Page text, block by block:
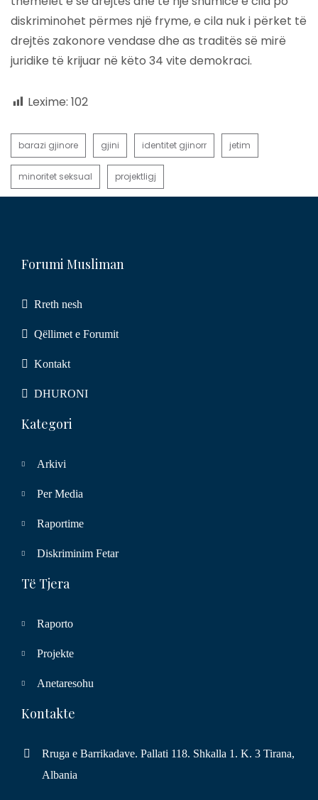
diskriminohet përmes një fryme, e cila nuk i përket të
drejtës zakonore vendase dhe as traditës së mirë
juridike të krijuar në këto 34 vite demokraci.
Lexime: 102
barazi gjinore gjini identitet gjinorr jetim
minoritet seksual projektligj
Forumi Musliman
Rreth nesh
Qëllimet e Forumit
Kontakt
DHURONI
Kategori
Arkivi
Per Media
Raportime
Diskriminim Fetar
Të Tjera
Raporto
Projekte
Anetaresohu
Kontakte
Rruga e Barrikadave. Pallati 118. Shkalla 1. K. 3 Tirana,
Albania